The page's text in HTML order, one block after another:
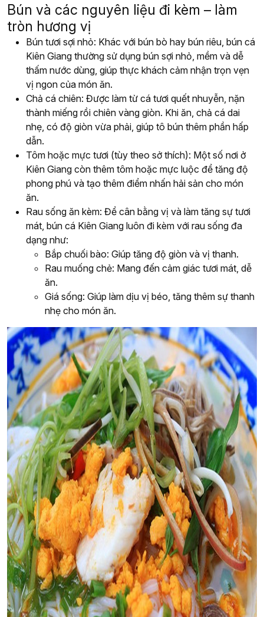
Bún và các nguyên liệu đi kèm – làm
tròn hương vị
Bún tươi sợi nhỏ: Khác với bún bò hay bún riêu, bún cá
Kiên Giang thường sử dụng bún sợi nhỏ, mềm và dễ
thấm nước dùng, giúp thực khách cảm nhận trọn vẹn
vị ngon của món ăn.
Chả cá chiên: Được làm từ cá tươi quết nhuyễn, nặn
thành miếng rồi chiên vàng giòn. Khi ăn, chả cá dai
nhẹ, có độ giòn vừa phải, giúp tô bún thêm phần hấp
dẫn.
Tôm hoặc mực tươi (tùy theo sở thích): Một số nơi ở
Kiên Giang còn thêm tôm hoặc mực luộc để tăng độ
phong phú và tạo thêm điểm nhấn hải sản cho món
ăn.
Rau sống ăn kèm: Để cân bằng vị và làm tăng sự tươi
mát, bún cá Kiên Giang luôn đi kèm với rau sống đa
dạng như:
Bắp chuối bào: Giúp tăng độ giòn và vị thanh.
Rau muống chẻ: Mang đến cảm giác tươi mát, dễ
ăn.
Giá sống: Giúp làm dịu vị béo, tăng thêm sự thanh
nhẹ cho món ăn.